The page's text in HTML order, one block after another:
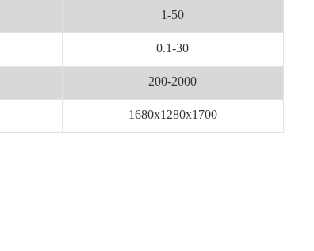
1-50
0.1-30
200-2000
1680x1280x1700